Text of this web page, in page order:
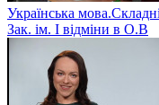
Українська
Зак. ім. І відміни в О.В